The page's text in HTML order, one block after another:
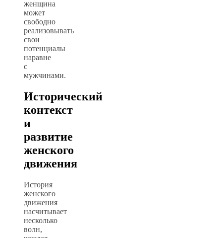
женщина
может
свободно
реализовывать
свои
потенциалы
наравне
с
мужчинами.
Исторический
контекст
и
развитие
женского
движения
История
женского
движения
насчитывает
несколько
волн,